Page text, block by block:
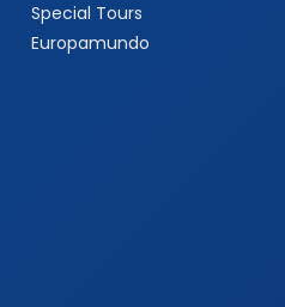
Special Tours
Europamundo